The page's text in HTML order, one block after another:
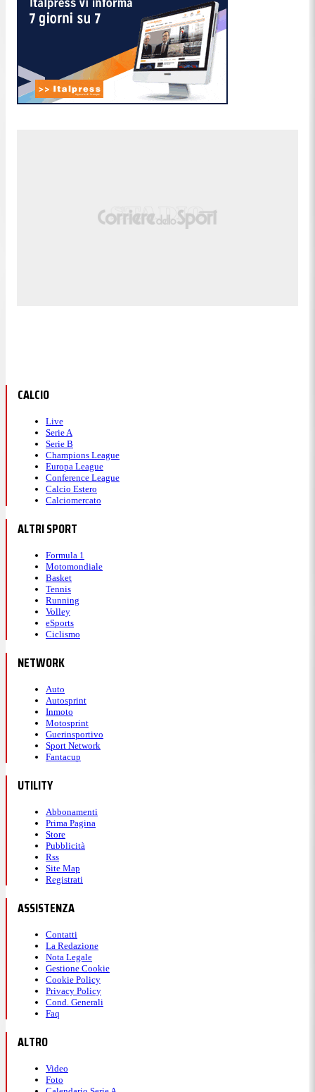
CALCIO
Live
Serie A
Serie B
Champions League
Europa League
Conference League
Calcio Estero
Calciomercato
ALTRI SPORT
Formula 1
Motomondiale
Basket
Tennis
Running
Volley
eSports
Ciclismo
NETWORK
Auto
Autosprint
Inmoto
Motosprint
Guerinsportivo
Sport Network
Fantacup
UTILITY
Abbonamenti
Prima Pagina
Store
Pubblicità
Rss
Site Map
Registrati
ASSISTENZA
Contatti
La Redazione
Nota Legale
Gestione Cookie
Cookie Policy
Privacy Policy
Cond. Generali
Faq
ALTRO
Video
Foto